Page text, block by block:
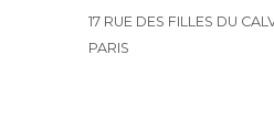
17 RUE DES FILLES DU
PARIS